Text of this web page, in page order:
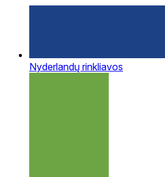
Nyderlandų rinkliavos